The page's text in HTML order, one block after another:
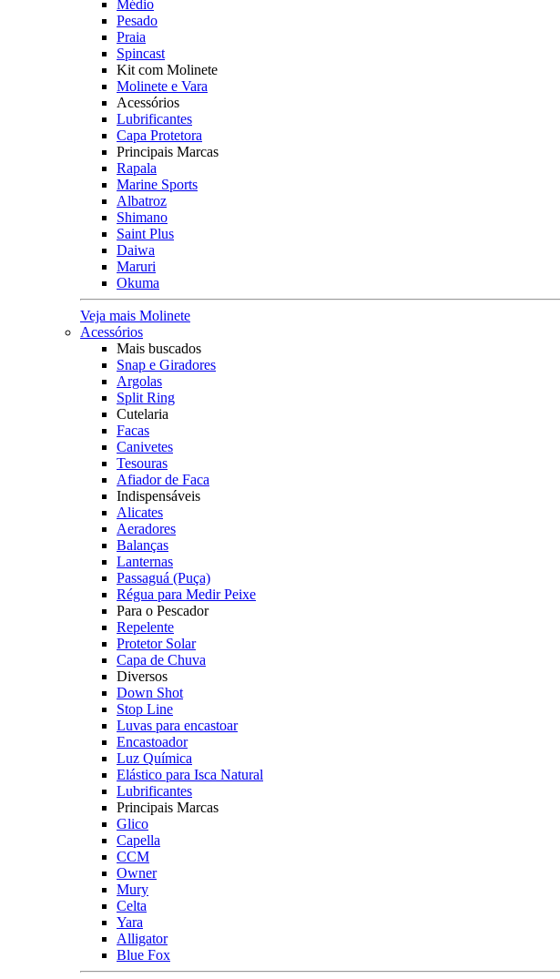
Médio
Pesado
Praia
Spincast
Kit com Molinete
Molinete e Vara
Acessórios
Lubrificantes
Capa Protetora
Principais Marcas
Rapala
Marine Sports
Albatroz
Shimano
Saint Plus
Daiwa
Maruri
Okuma
Veja mais Molinete
Acessórios
Mais buscados
Snap e Giradores
Argolas
Split Ring
Cutelaria
Facas
Canivetes
Tesouras
Afiador de Faca
Indispensáveis
Alicates
Aeradores
Balanças
Lanternas
Passaguá (Puça)
Régua para Medir Peixe
Para o Pescador
Repelente
Protetor Solar
Capa de Chuva
Diversos
Down Shot
Stop Line
Luvas para encastoar
Encastoador
Luz Química
Elástico para Isca Natural
Lubrificantes
Principais Marcas
Glico
Capella
CCM
Owner
Mury
Celta
Yara
Alligator
Blue Fox